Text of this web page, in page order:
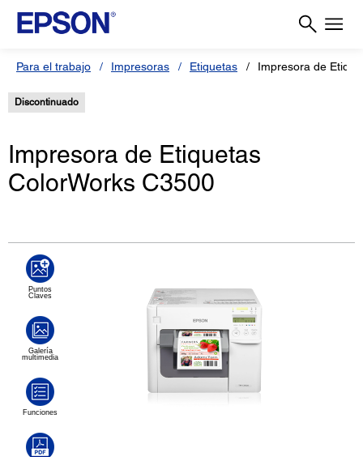
Para el trabajo Impresoras Etiquetas Impresora de
Discontinuado
Impresora de Etiquetas
ColorWorks C3500